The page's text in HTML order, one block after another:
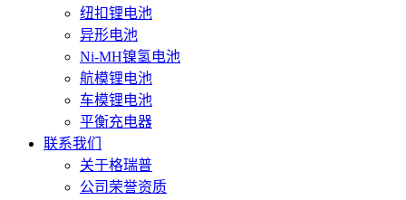
纽扣锂电池
异形电池
Ni-MH镍氢电池
航模锂电池
车模锂电池
平衡充电器
联系我们
关于格瑞普
公司荣誉资质